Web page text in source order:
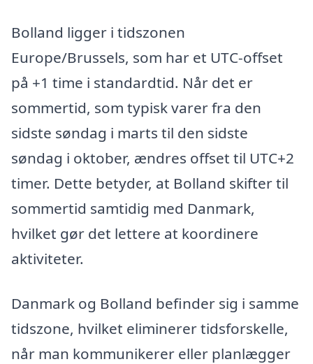
Bolland ligger i tidszonen
Europe/Brussels, som har et UTC-offset
på +1 time i standardtid. Når det er
sommertid, som typisk varer fra den
sidste søndag i marts til den sidste
søndag i oktober, ændres offset til UTC+2
timer. Dette betyder, at Bolland skifter til
sommertid samtidig med Danmark,
hvilket gør det lettere at koordinere
aktiviteter.
Danmark og Bolland befinder sig i samme
tidszone, hvilket eliminerer tidsforskelle,
når man kommunikerer eller planlægger